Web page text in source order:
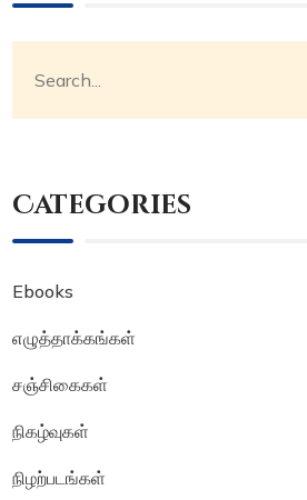
Categories
Ebooks
எழுத்தாக்கங்கள்
சஞ்சிகைகள்
நிகழ்வுகள்
நிழற்படங்கள்